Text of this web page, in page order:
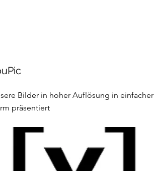
Bilder in hoher Auflösung in einfacher
präsentiert